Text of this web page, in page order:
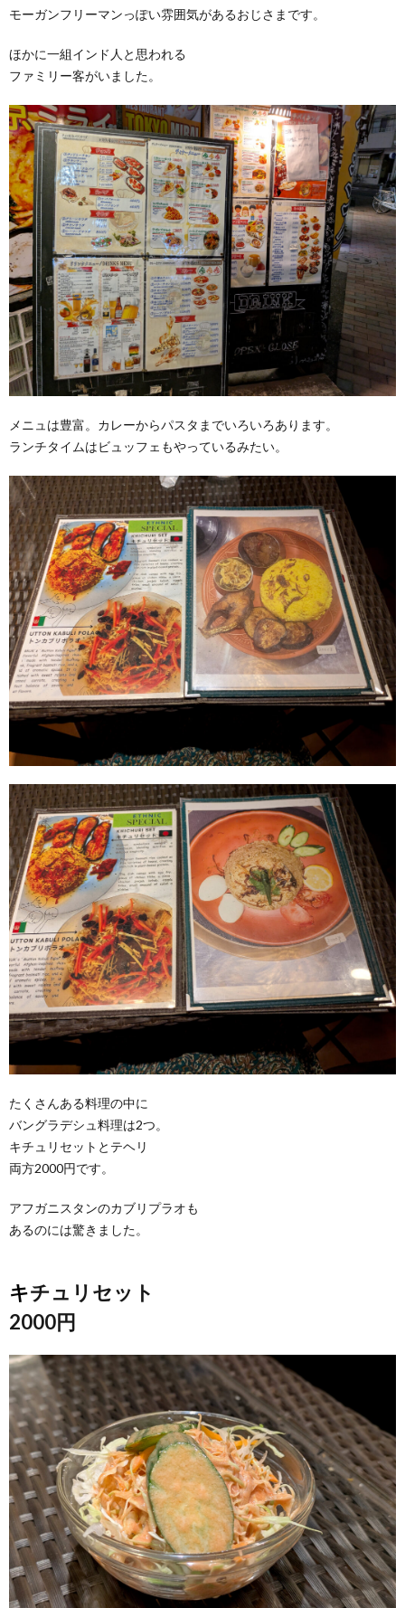
モーガンフリーマンっぽい雰囲気があるおじさまです。
ほかに一組インド人と思われる
ファミリー客がいました。
メニュは豊富。カレーからパスタまでいろいろあります。
ランチタイムはビュッフェもやっているみたい。
たくさんある料理の中に
バングラデシュ料理は2つ。
キチュリセットとテヘリ
両方2000円です。
アフガニスタンのカブリプラオも
あるのには驚きました。
キチュリセット
2000円